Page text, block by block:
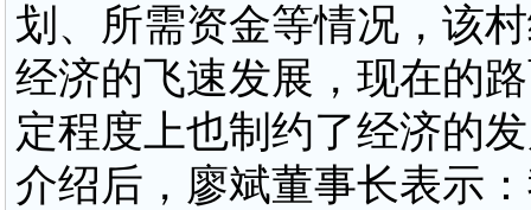
划、所需资金等情况，该
经济的飞速发展，现在的
定程度上也制约了经济的
介绍后，廖斌董事长表示